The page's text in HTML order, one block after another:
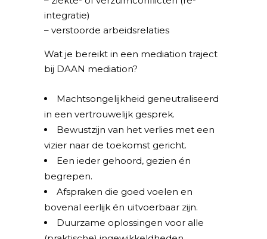
integratie)
– verstoorde arbeidsrelaties
Wat je bereikt in een mediation traject
bij DAAN mediation?
Machtsongelijkheid geneutraliseerd
in een vertrouwelijk gesprek.
Bewustzijn van het verlies met een
vizier naar de toekomst gericht.
Een ieder gehoord, gezien én
begrepen.
Afspraken die goed voelen en
bovenal eerlijk én uitvoerbaar zijn.
Duurzame oplossingen voor alle